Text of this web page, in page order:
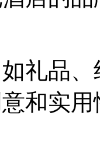
礼品
和实